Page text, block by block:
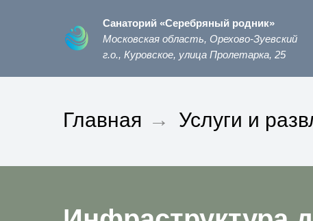
Санаторий «Серебряный родник»
Московская область, Орехово-Зуевский
г.о., Куровское, улица Пролетарка, 25
Главная → Услуги и